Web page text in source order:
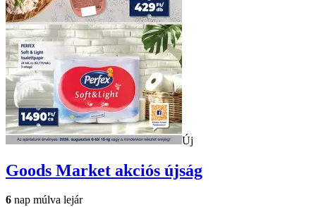
Új
Goods Market akciós újság
6 nap múlva lejár